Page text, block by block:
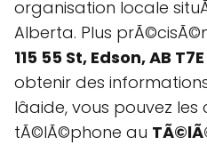
organisation locale
Alberta. Plus
115 55 St, Edson, AB
obtenir des
lâaide, vous pouvez
tÃ©lÃ©phone au